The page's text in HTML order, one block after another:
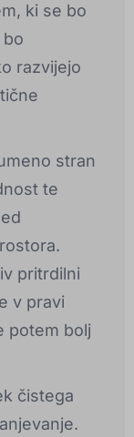
ki se bo
razvijejo
stran
te
pritrdilni
v pravi
potem bolj
čistega